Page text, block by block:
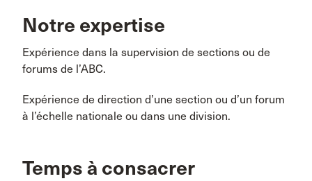
Notre expertise
Expérience dans la supervision de sections ou de
forums de l’ABC.
Expérience de direction d’une section ou d’un forum
à l’échelle nationale ou dans une division.
Temps à consacrer